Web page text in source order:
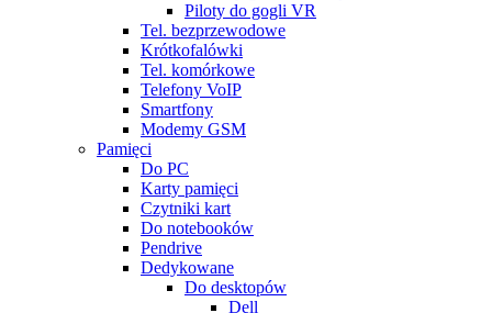
Piloty do gogli VR
Tel. bezprzewodowe
Krótkofalówki
Tel. komórkowe
Telefony VoIP
Smartfony
Modemy GSM
Pamięci
Do PC
Karty pamięci
Czytniki kart
Do notebooków
Pendrive
Dedykowane
Do desktopów
Dell